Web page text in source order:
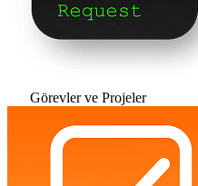
Görevler ve Projeler